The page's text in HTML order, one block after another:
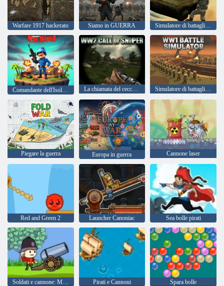
Warfare 1917 hackerato Siamo in GUERRA Simulatore di battaglia militare
La chiamata del cecchino della Seconda Guerra Mondiale Simulatore di battaglia della prima guerra mondiale
Piegare la guerra Europa in guerra Cannone laser
Red and Green 2 Launcher Canoniac Sea bolle pirati
Pirati e Cannoni Spara bolle